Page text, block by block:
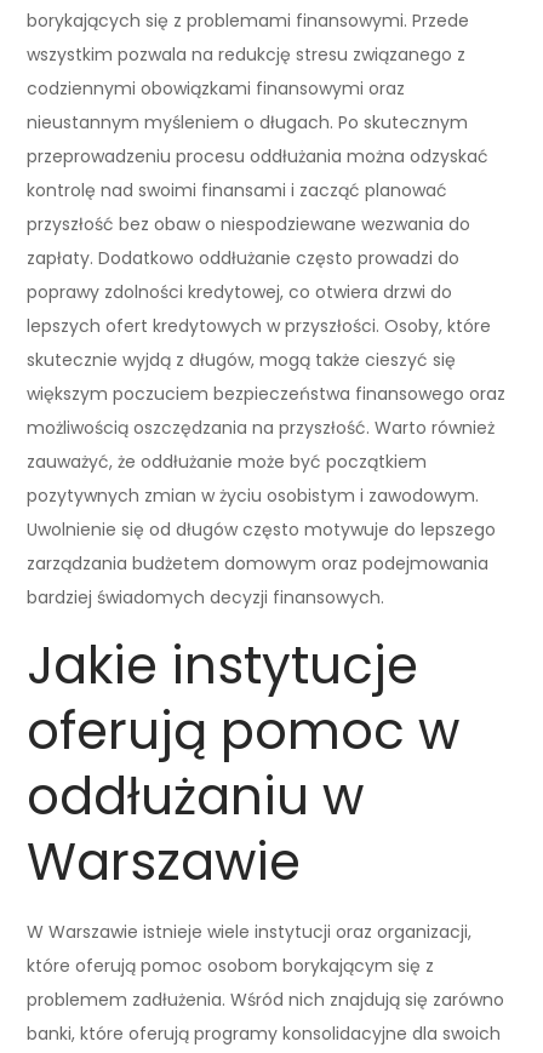
borykających się z problemami finansowymi. Przede
wszystkim pozwala na redukcję stresu związanego z
codziennymi obowiązkami finansowymi oraz
nieustannym myśleniem o długach. Po skutecznym
przeprowadzeniu procesu oddłużania można odzyskać
kontrolę nad swoimi finansami i zacząć planować
przyszłość bez obaw o niespodziewane wezwania do
zapłaty. Dodatkowo oddłużanie często prowadzi do
poprawy zdolności kredytowej, co otwiera drzwi do
lepszych ofert kredytowych w przyszłości. Osoby, które
skutecznie wyjdą z długów, mogą także cieszyć się
większym poczuciem bezpieczeństwa finansowego oraz
możliwością oszczędzania na przyszłość. Warto również
zauważyć, że oddłużanie może być początkiem
pozytywnych zmian w życiu osobistym i zawodowym.
Uwolnienie się od długów często motywuje do lepszego
zarządzania budżetem domowym oraz podejmowania
bardziej świadomych decyzji finansowych.
Jakie instytucje
oferują pomoc w
oddłużaniu w
Warszawie
W Warszawie istnieje wiele instytucji oraz organizacji,
które oferują pomoc osobom borykającym się z
problemem zadłużenia. Wśród nich znajdują się zarówno
banki, które oferują programy konsolidacyjne dla swoich